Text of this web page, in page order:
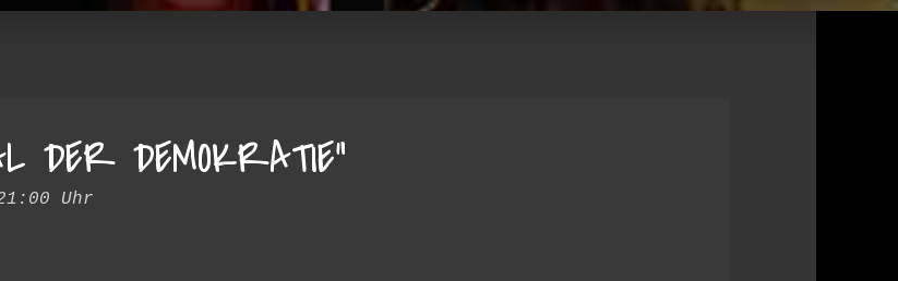
DER DEMOKRATIE“
Uhr